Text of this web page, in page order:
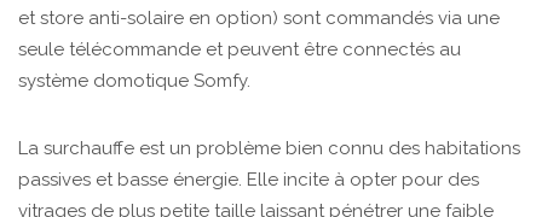
et store anti-solaire en option) sont commandés via une
seule télécommande et peuvent être connectés au
système domotique Somfy.
La surchauffe est un problème bien connu des habitations
passives et basse énergie. Elle incite à opter pour des
vitrages de plus petite taille laissant pénétrer une faible